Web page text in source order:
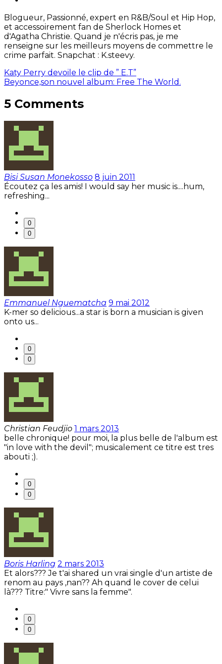
Blogueur, Passionné, expert en R&B/Soul et Hip Hop,
et accessoirement fan de Sherlock Homes et
d'Agatha Christie. Quand je n'écris pas, je me
renseigne sur les meilleurs moyens de commettre le
crime parfait. Snapchat : K.steevy.
Katy Perry devoile le clip de ” E.T”
Beyonce,son nouvel album: Free The World.
5 Comments
Bisi Susan Monekosso 8 juin 2011
Écoutez ça les amis! I would say her music is....hum,
refreshing...
0
0
Emmanuel Nguematcha 9 mai 2012
K-mer so delicious...a star is born a musician is given
onto us...
0
0
Christian Feudjio 1 mars 2013
belle chronique! pour moi, la plus belle de l'album est
"in love with the devil"; musicalement ce titre est tres
abouti ;).
0
0
Boris Harling 2 mars 2013
Et alors??? Je t'ai shared un vrai single d'un artiste de
renom au pays ,nan?? Ah quand le cover de celui
là??? Titre:" Vivre sans la femme".
0
0